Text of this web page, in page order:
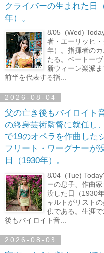
クライバーの生まれた日
年）。
8/05 (Wed)
者・エーリッヒ
年）。指揮者の
たる。ベートー
新ウィーン楽派
前半を代表する指...
2026-08-04
父の亡き後もバイロイト
の終身芸術監督に就任し
で19のオペラを作曲した
フリート・ワーグナーが
日（1930年）。
8/04 (Tue)
ーの息子、作曲
没した日（1930
ャルトがリスト
供である。生涯
後もバイロイト音...
2026-08-03